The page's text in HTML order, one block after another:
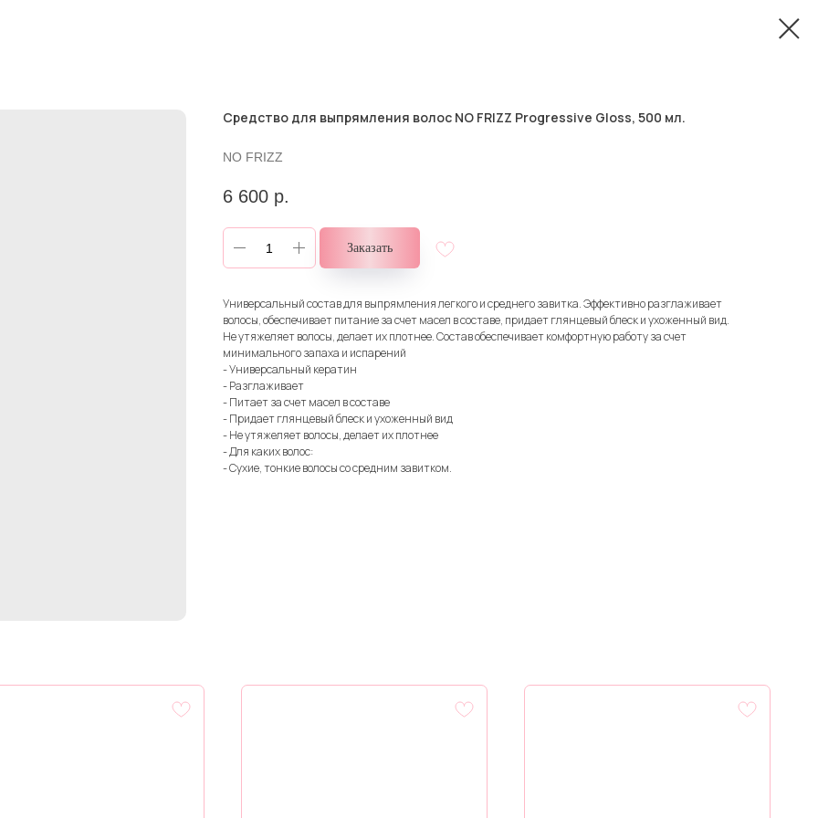
Средство для выпрямления волос NO FRIZZ Progressive Gloss, 500 мл.
NO FRIZZ
6 600 р.
Заказать
Универсальный состав для выпрямления легкого и среднего завитка. Эффективно разглаживает
волосы, обеспечивает питание за счет масел в составе, придает глянцевый блеск и ухоженный вид.
Не утяжеляет волосы, делает их плотнее. Состав обеспечивает комфортную работу за счет
минимального запаха и испарений
- Универсальный кератин
- Разглаживает
- Питает за счет масел в составе
- Придает глянцевый блеск и ухоженный вид
- Не утяжеляет волосы, делает их плотнее
- Для каких волос:
- Сухие, тонкие волосы со средним завитком.